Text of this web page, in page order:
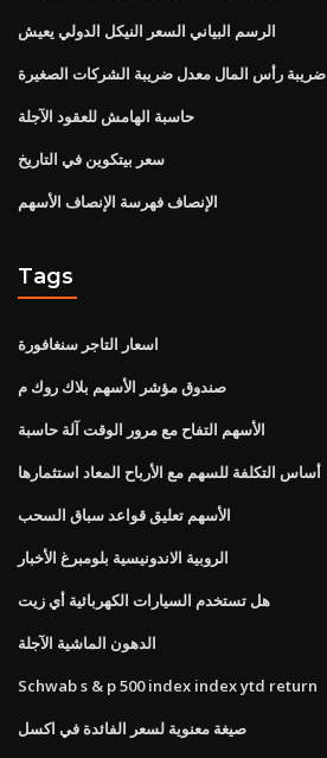
الرسم البياني السعر النيكل الدولي يعيش
ضريبة رأس المال معدل ضريبة الشركات الصغيرة
حاسبة الهامش للعقود الآجلة
سعر بيتكوين في التاريخ
الإنصاف فهرسة الإنصاف الأسهم
Tags
اسعار التاجر سنغافورة
صندوق مؤشر الأسهم بلاك روك م
الأسهم التفاح مع مرور الوقت آلة حاسبة
أساس التكلفة للسهم مع الأرباح المعاد استثمارها
الأسهم تعليق قواعد سباق السحب
الروبية الاندونيسية بلومبرغ الأخبار
هل تستخدم السيارات الكهربائية أي زيت
الدهون الماشية الآجلة
Schwab s & p 500 index index ytd return
صيغة معنوية لسعر الفائدة في اكسل